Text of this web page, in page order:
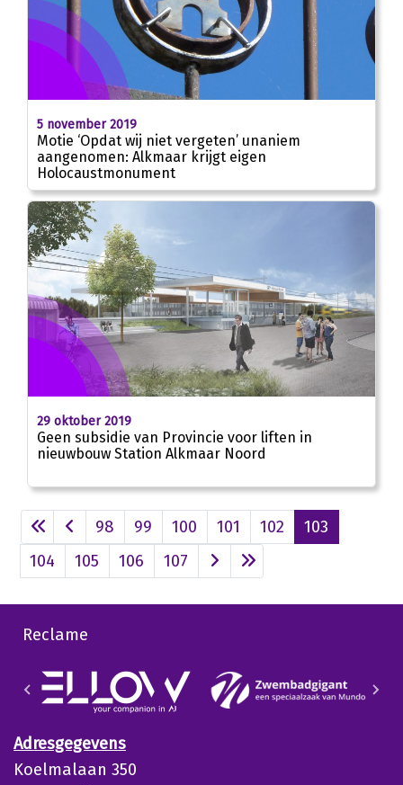
5 november 2019
Motie ‘Opdat wij niet vergeten’ unaniem
aangenomen: Alkmaar krijgt eigen
Holocaustmonument
29 oktober 2019
Geen subsidie van Provincie voor liften in
nieuwbouw Station Alkmaar Noord
98 99 100 101 102
103
104
105 106 107
Reclame
Adresgegevens
Koelmalaan 350